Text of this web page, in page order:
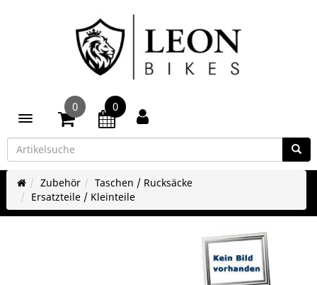
Toggle navigation
0 0
Zubehör
Taschen / Rucksäcke
Ersatzteile / Kleinteile